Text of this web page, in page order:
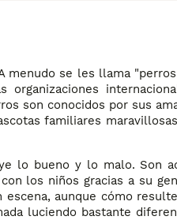
menudo se les llama
son conocidos por sus
familiares
lo bueno y lo malo. Son
los niños gracias a su
aunque cómo
luciendo bastante